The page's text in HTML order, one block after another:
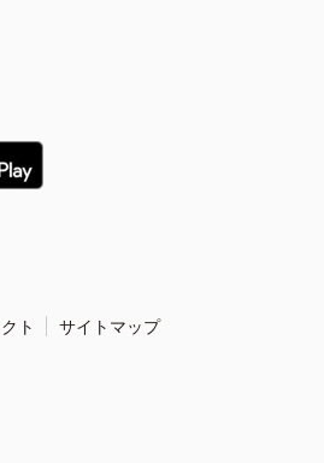
ト サイトマップ